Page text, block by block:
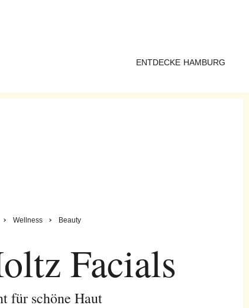
ENTDECKE HAMBURG
Wellness Beauty
Facials
für schöne Haut